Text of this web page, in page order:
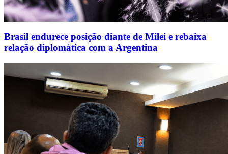
Brasil endurece posição diante de Milei e rebaixa
relação diplomática com a Argentina